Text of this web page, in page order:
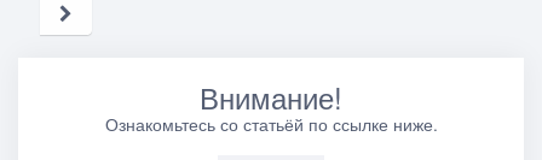
Внимание!
Ознакомьтесь со статьёй по ссылке ниже.